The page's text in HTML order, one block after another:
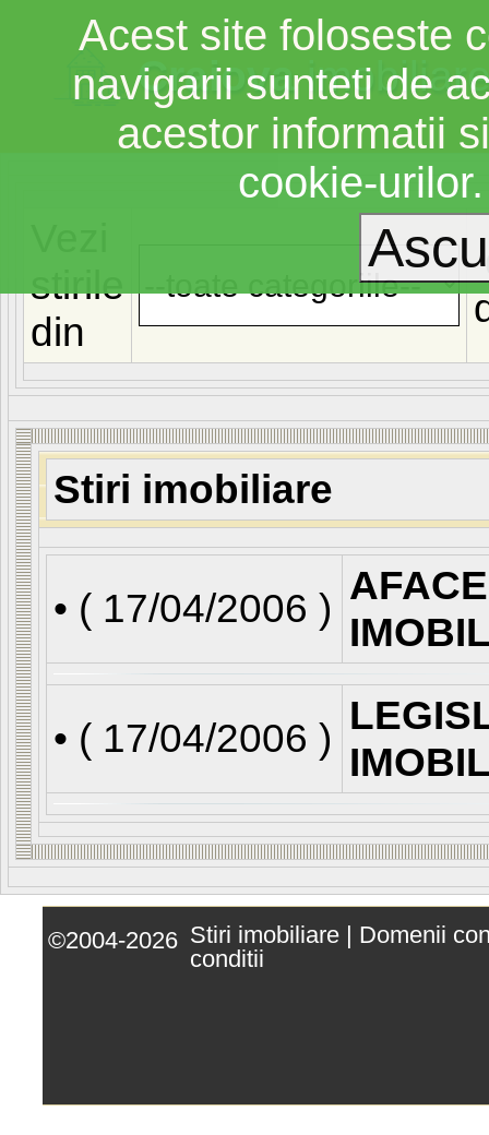
Craiova
stirile
din
Stiri imobiliare
• ( 17/04/2006 )
• ( 17/04/2006 )
©2004-2026 Stiri imobiliare | Domenii
conditii
Acest site foloseste
navigarii sunteti de
acestor informatii
cookie-